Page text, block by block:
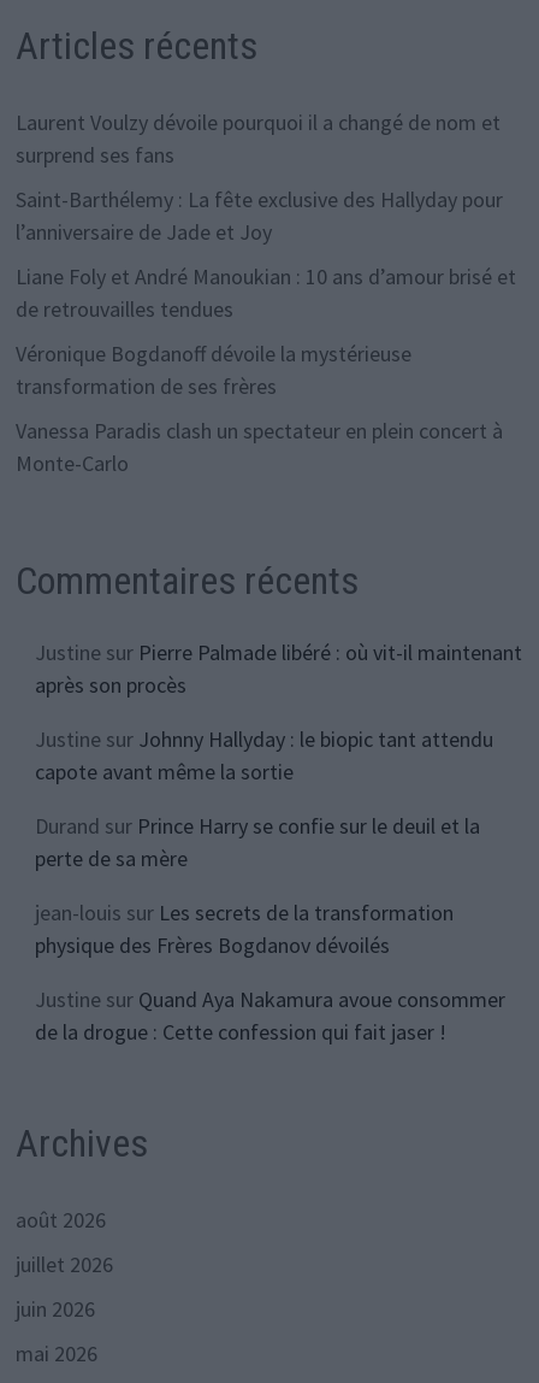
Articles récents
Laurent Voulzy dévoile pourquoi il a changé de nom et
surprend ses fans
Saint-Barthélemy : La fête exclusive des Hallyday pour
l’anniversaire de Jade et Joy
Liane Foly et André Manoukian : 10 ans d’amour brisé et
de retrouvailles tendues
Véronique Bogdanoff dévoile la mystérieuse
transformation de ses frères
Vanessa Paradis clash un spectateur en plein concert à
Monte-Carlo
Commentaires récents
Justinesur Pierre Palmade libéré : où vit-il maintenant
après son procès
Justinesur Johnny Hallyday : le biopic tant attendu
capote avant même la sortie
Durand sur Prince Harry se confie sur le deuil et la
perte de sa mère
jean-louis sur Les secrets de la transformation
physique des Frères Bogdanov dévoilés
Justinesur Quand Aya Nakamura avoue consommer
de la drogue : Cette confession qui fait jaser !
Archives
août 2026
juillet 2026
juin 2026
mai 2026